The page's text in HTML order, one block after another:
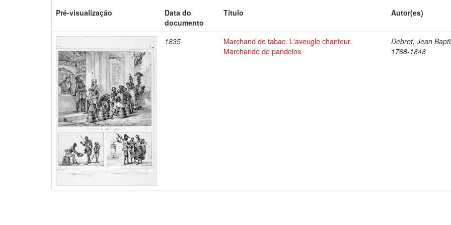
Pré-visualização
Data do
documento
Título Autor(es)
1835
Marchand de tabac. L'aveugle chanteur.
Marchande de pandelos
Debret, Jean
1768-1848